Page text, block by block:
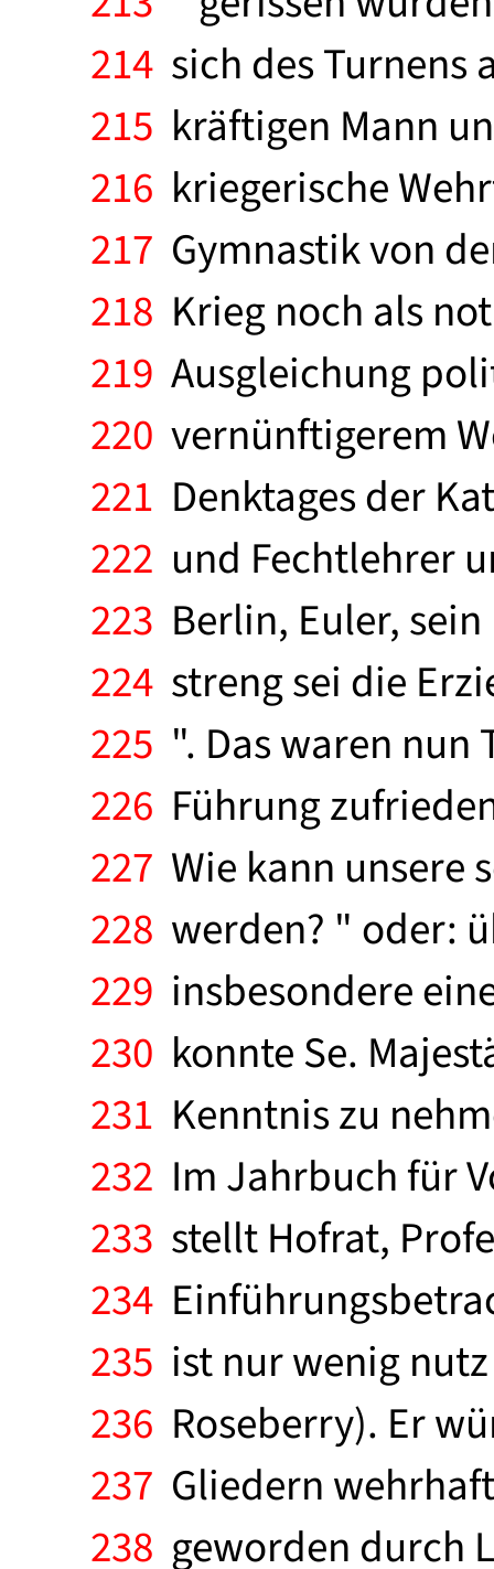
214 sich des
215 kräftigen Mann
216 kriegerische
217 Gymnastik von
218 Krieg noch als
219 Ausgleichung
220 vernünftigerem
221 Denktages der
222 und Fechtlehrer
223 Berlin, Euler,
224 streng sei die
225 ". Das waren
226 Führung
227 Wie kann unsere
228 werden? " oder:
229 insbesondere
230 konnte Se.
231 Kenntnis zu
232 Im Jahrbuch für
233 stellt Hofrat,
234
235 ist nur wenig
236 Roseberry). Er
237 Gliedern
238 geworden durch